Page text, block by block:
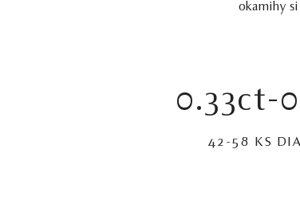
okamihy si
0.33ct-
42-58 KS